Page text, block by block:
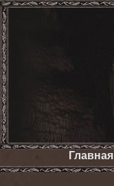
Главная